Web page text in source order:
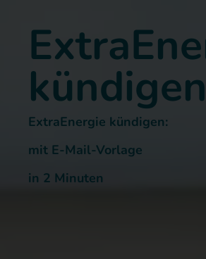
kündigen
ExtraEnergie kündigen:
mit E-Mail-Vorlage
in 2 Minuten